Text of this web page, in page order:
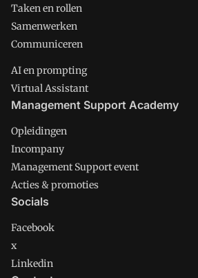
Taken en rollen
Samenwerken
Communiceren
AI en prompting
Virtual Assistant
Management Support Academy
Opleidingen
Incompany
Management Support event
Acties & promoties
Socials
Facebook
x
Linkedin